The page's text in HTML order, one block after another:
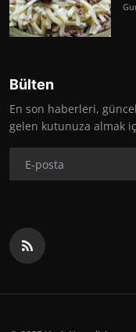
Bülten
En son haberleri,
gelen kutunuza almak